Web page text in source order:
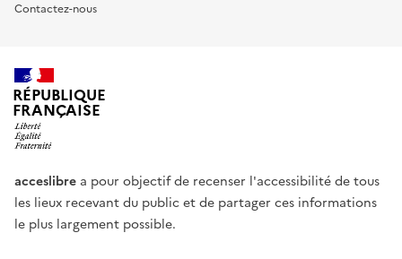
Contactez-nous
RÉPUBLIQUE
FRANÇAISE
acceslibre a pour objectif de recenser l'accessibilité de tous
les lieux recevant du public et de partager ces informations
le plus largement possible.